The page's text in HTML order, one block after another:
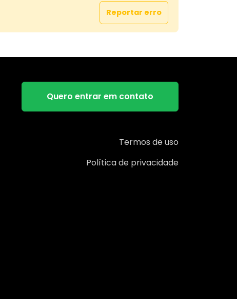
Reportar erro
Quero entrar em contato
Termos de uso
Política de privacidade